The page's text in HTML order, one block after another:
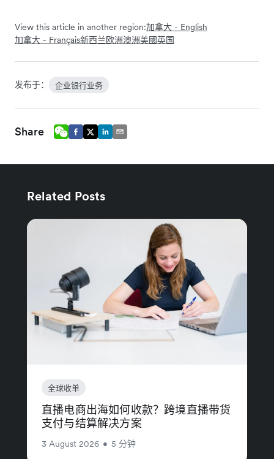
View this article in another region:加拿大 - English
加拿大 - Français新西兰欧洲澳洲美國英国
发布于： 企业银行业务
Share
Related Posts
全球收单
直播电商出海如何收款？跨境直播带货
支付与结算解决方案
3 August 2026 • 5 分钟